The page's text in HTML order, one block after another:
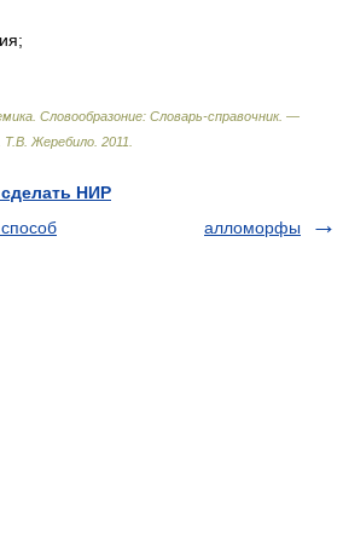
Словообразоние: Словарь-справочник. —
Т.В. Жеребило 2011
НИР
алломорфы